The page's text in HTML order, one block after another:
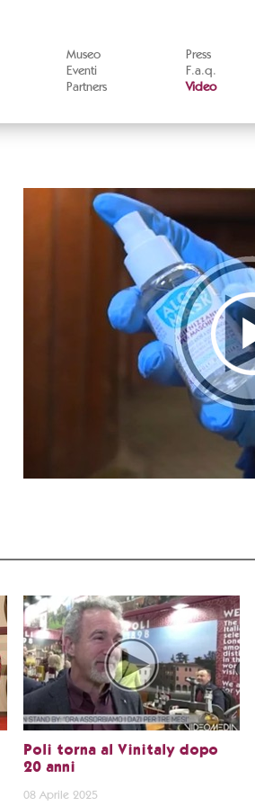
Museo
Eventi
Partners
Press
F.a.q.
Video
Poli torna al Vinitaly dopo
20 anni
08 Aprile 2025